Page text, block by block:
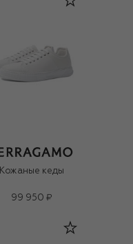
Кожаные кеды
99 950 ₽